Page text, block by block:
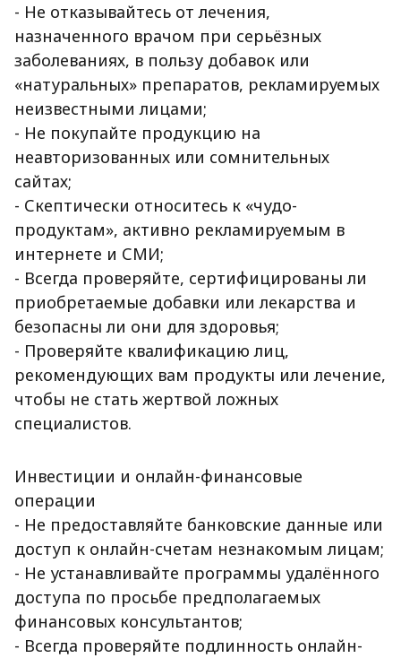
- Не отказывайтесь от лечения,
назначенного врачом при серьёзных
заболеваниях, в пользу добавок или
«натуральных» препаратов, рекламируемых
неизвестными лицами;
- Не покупайте продукцию на
неавторизованных или сомнительных
сайтах;
- Скептически относитесь к «чудо-
продуктам», активно рекламируемым в
интернете и СМИ;
- Всегда проверяйте, сертифицированы ли
приобретаемые добавки или лекарства и
безопасны ли они для здоровья;
- Проверяйте квалификацию лиц,
рекомендующих вам продукты или лечение,
чтобы не стать жертвой ложных
специалистов.
Инвестиции и онлайн-финансовые
операции
- Не предоставляйте банковские данные или
доступ к онлайн-счетам незнакомым лицам;
- Не устанавливайте программы удалённого
доступа по просьбе предполагаемых
финансовых консультантов;
- Всегда проверяйте подлинность онлайн-